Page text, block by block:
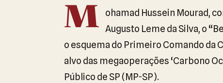
M
ohamad Hussein Mourad,
Augusto Leme da Silva, o
o esquema do Primeiro Comando da
alvo das megaoperações ‘Carbono
Público de SP (MP-SP).